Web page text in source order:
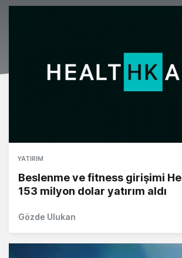
YATIRIM
Beslenme ve fitness girişimi
153 milyon dolar yatırım aldı
Gözde Ulukan